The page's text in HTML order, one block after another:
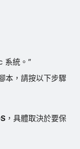
系統。”
本，請按以下步驟
，具體取決於要保